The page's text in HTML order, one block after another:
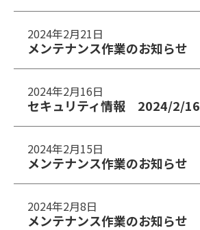
メンテナンス作業のお知らせ
2024年2月21日
セキュリティ情報 2024/2/16
2024年2月16日
メンテナンス作業のお知らせ
2024年2月15日
メンテナンス作業のお知らせ
2024年2月8日